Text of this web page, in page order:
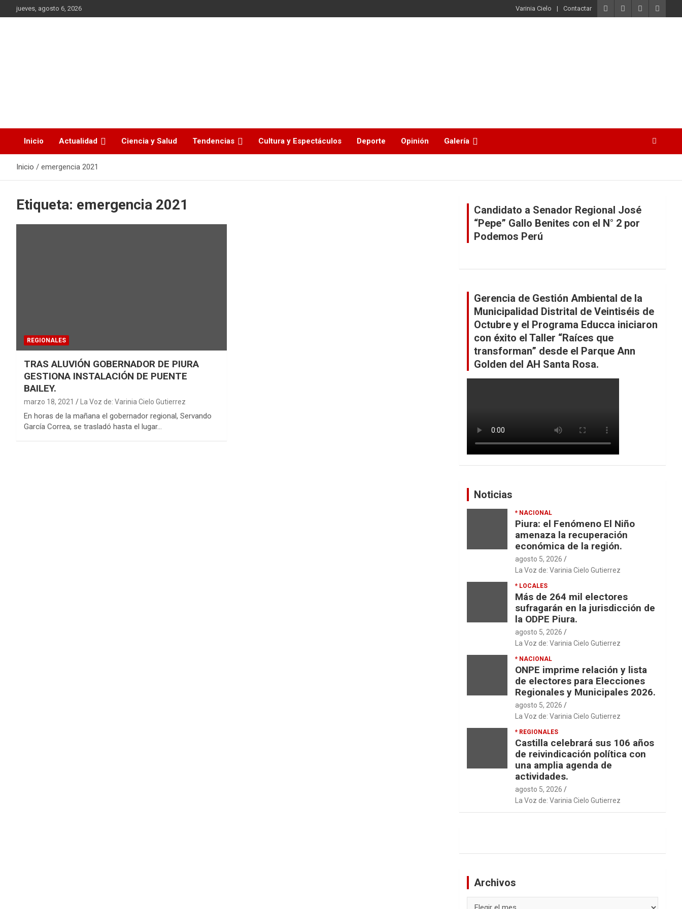
Saltar
al
jueves, agosto 6, 2026 Varinia Cielo Contactar
Inicio Actualidad Ciencia y Salud Tendencias Cultura y Espectáculos Deporte Opinión Galería
Inicio emergencia 2021
Etiqueta: emergencia 2021
REGIONALES
TRAS ALUVIÓN GOBERNADOR DE PIURA
GESTIONA INSTALACIÓN DE PUENTE
BAILEY.
marzo 18, 2021 La Voz de: Varinia Cielo Gutierrez
En horas de la mañana el gobernador regional, Servando
García Correa, se trasladó hasta el lugar…
Candidato a Senador Regional José
“Pepe” Gallo Benites con el N° 2 por
Podemos Perú
Gerencia de Gestión Ambiental de la
Municipalidad Distrital de Veintiséis de
Octubre y el Programa Educca iniciaron
con éxito el Taller “Raíces que
transforman” desde el Parque Ann
Golden del AH Santa Rosa.
Noticias
* NACIONAL
Piura: el Fenómeno El Niño
amenaza la recuperación
económica de la región.
agosto 5, 2026
La Voz de: Varinia Cielo Gutierrez
* LOCALES
Más de 264 mil electores
sufragarán en la jurisdicción de
la ODPE Piura.
agosto 5, 2026
La Voz de: Varinia Cielo Gutierrez
* NACIONAL
ONPE imprime relación y lista
de electores para Elecciones
Regionales y Municipales 2026.
agosto 5, 2026
La Voz de: Varinia Cielo Gutierrez
* REGIONALES
Castilla celebrará sus 106 años
de reivindicación política con
una amplia agenda de
actividades.
agosto 5, 2026
La Voz de: Varinia Cielo Gutierrez
Archivos